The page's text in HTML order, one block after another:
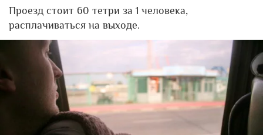
Проезд стоит 60 тетри за 1 человека,
расплачиваться на выходе.